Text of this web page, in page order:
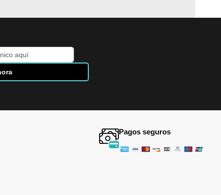
Pagos seguros